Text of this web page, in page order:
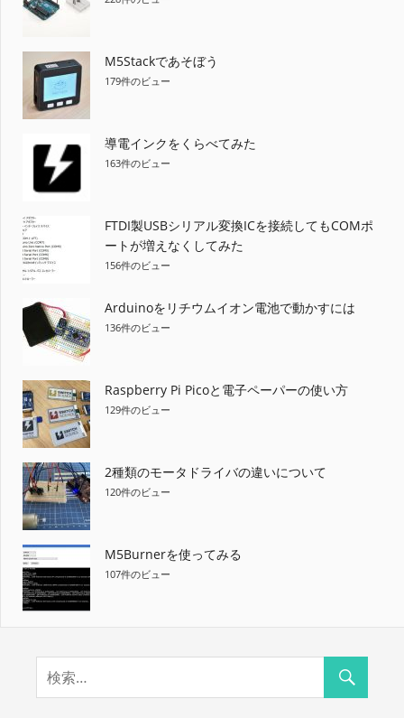
M5Stackであそぼう
179件のビュー
導電インクをくらべてみた
163件のビュー
FTDI製USBシリアル変換ICを接続してもCOMポ
ートが増えなくしてみた
156件のビュー
Arduinoをリチウムイオン電池で動かすには
136件のビュー
Raspberry Pi Picoと電子ペーパーの使い方
129件のビュー
2種類のモータドライバの違いについて
120件のビュー
M5Burnerを使ってみる
107件のビュー